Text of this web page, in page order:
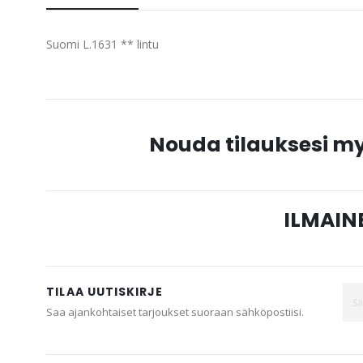
of
gallery
Suomi L.1631 ** lintu
Nouda tilauksesi
TILAA UUTISKIRJE
Saa ajankohtaiset tarjoukset suoraan sähköpostiisi.